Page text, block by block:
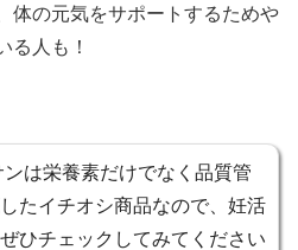
体の元気をサポートするためや
る人も！
ンは栄養素だけでなく品質管
たイチオシ商品なので、妊活
ひチェックしてみてください